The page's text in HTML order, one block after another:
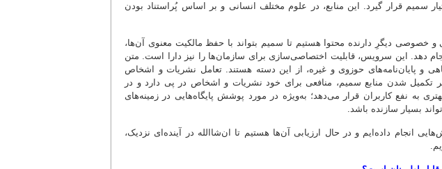
سمیم قرار گیرد. این منابع، در علوم مختلف انسانی و بر اساس پُراستناد بودن
و خصوصی دیگرِ دارنده محتوا هستیم تا سمیم بتواند با حفظ مالکیت معنوی آن‌ها،
دهد. این سرویس، قابلیت اختصاصی‌سازی برای سازمان‌ها را نیز دارا است. متن
و پایان‌نامه‌های حوزوی و غیره، از این دسته هستند. تعامل نشریات و اشخاص
تکمیل شدن منابع سمیم، منافعی برای خود نشریات و اشخاص در پی دارد و در
به نفع کاربران قرار می‌دهد؛ به‌ویژه در مورد پوشش پایگاه‌هایی در زمینه‌های
بسیار سازنده باشد.
انجام داده‌ایم و در حال ارزیابی آن‌ها هستیم تا ان‌شاالله در آینده‌ای نزدیک،